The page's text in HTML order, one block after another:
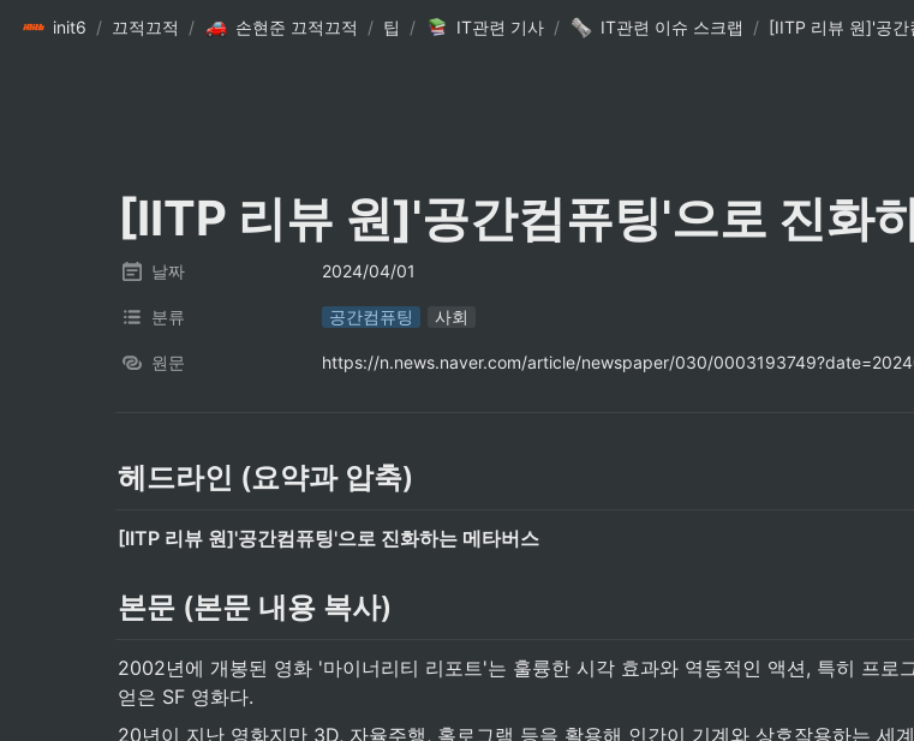
init6 / 끄적끄적 / 손현준 끄적끄적 / 팁 / IT관련 기사 / IT관련 이슈 스크랩 /
[IITP 리뷰 원]'공간컴퓨팅'으로 진화
날짜 2024/04/01
분류 공간컴퓨팅 사회
원문 https://n.news.naver.com/article/newspaper/030/
헤드라인 (요약과 압축)
[IITP 리뷰 원]'공간컴퓨팅'으로 진화하는 메타버스
본문 (본문 내용 복사)
2002년에 개봉된 영화 '마이너리티 리포트'는 훌륭한 시각 효과와 역동적인 액션, 특히 프
얻은 SF 영화다.
20년이 지난 영화지만 3D, 자율주행, 홀로그램 등을 활용해 인간이 기계와 상호작용하는 세